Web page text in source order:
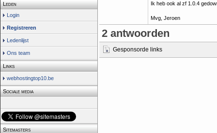
Leden
Login
Registreren
Ledenlijst
Ons team
Links
webhostingtop10.be
Sociale media
Sitemasters
Ik heb ook al zf 1.0.4
Mvg, Jeroen
2 antwoorden
Gesponsorde links